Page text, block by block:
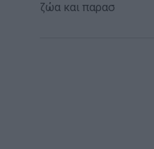
ζώα και παρασ